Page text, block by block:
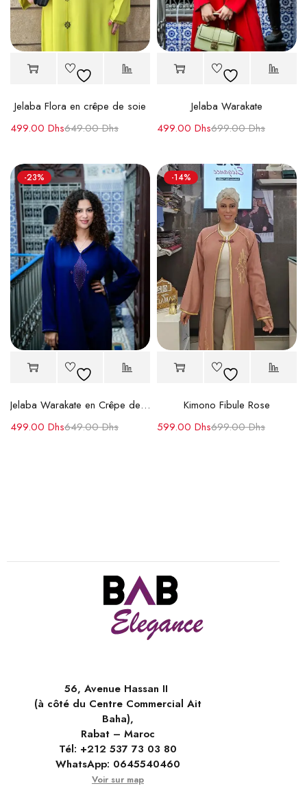
Jelaba Flora en crêpe de soie
649.00Dhs
499.00 Dhs
Jelaba Warakate
699.00Dhs
499.00 Dhs
-23%
Jelaba Warakate en Crêpe de Soie
649.00Dhs
499.00 Dhs
-14%
Kimono Fibule Rose
699.00Dhs
599.00 Dhs
56, Avenue Hassan II
(à côté du Centre Commercial Ait
Baha),
Rabat – Maroc
Tél: +212 537 73 03 80
WhatsApp: 0645540460
Voir sur map